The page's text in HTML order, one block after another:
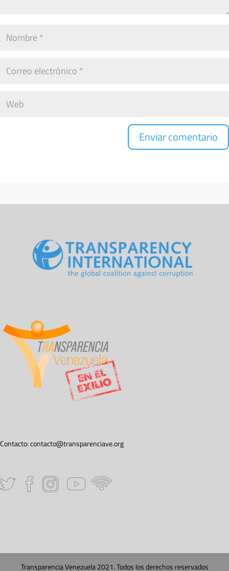
Contacto:contacto@transparenciave.org
Transparencia Venezuela 2021. Todos los derechos reservados